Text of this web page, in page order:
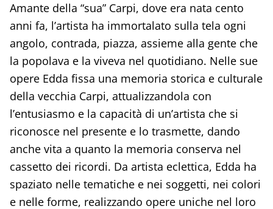
Amante della “sua” Carpi, dove era nata cento
anni fa, l’artista ha immortalato sulla tela ogni
angolo, contrada, piazza, assieme alla gente che
la popolava e la viveva nel quotidiano. Nelle sue
opere Edda fissa una memoria storica e culturale
della vecchia Carpi, attualizzandola con
l’entusiasmo e la capacità di un’artista che si
riconosce nel presente e lo trasmette, dando
anche vita a quanto la memoria conserva nel
cassetto dei ricordi. Da artista eclettica, Edda ha
spaziato nelle tematiche e nei soggetti, nei colori
e nelle forme, realizzando opere uniche nel loro